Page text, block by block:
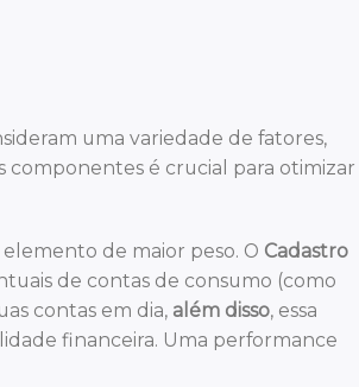
uma variedade de fatores,
componentes é crucial para otimizar
elemento de maior peso. O Cadastro
de contas de consumo (como
contas em dia, além disso, essa
financeira. Uma performance